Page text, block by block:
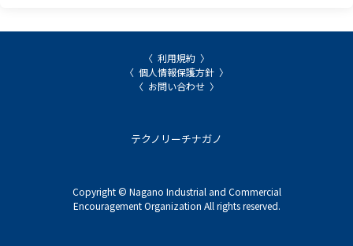
利用規約
個人情報保護方針
お問い合わせ
テクノリーチナガノ
Copyright © Nagano Industrial and Commercial
Encouragement Organization All rights reserved.